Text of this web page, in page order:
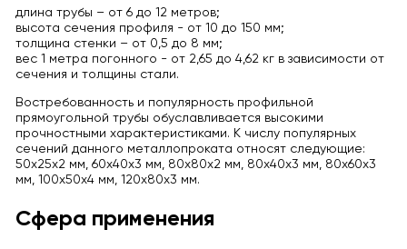
длина трубы – от 6 до 12 метров;
высота сечения профиля - от 10 до 150 мм;
толщина стенки – от 0,5 до 8 мм;
вес 1 метра погонного - от 2,65 до 4,62 кг в зависимости от
сечения и толщины стали.
Востребованность и популярность профильной
прямоугольной трубы обуславливается высокими
прочностными характеристиками. К числу популярных
сечений данного металлопроката относят следующие:
50х25х2 мм, 60х40х3 мм, 80х80х2 мм, 80х40х3 мм, 80х60х3
мм, 100х50х4 мм, 120х80х3 мм.
Сфера применения